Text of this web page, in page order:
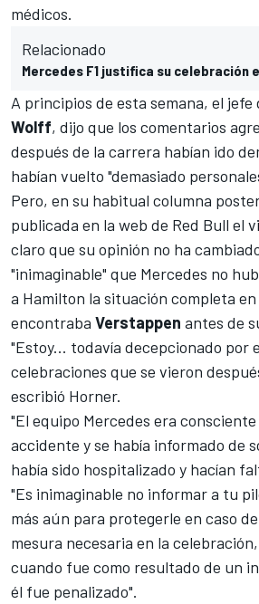
médicos.
Relacionado
Mercedes F1 justifica su celebración
A principios de esta semana, el jefe
Wolff, dijo que los comentarios
después de la carrera habían ido
habían vuelto "demasiado
Pero, en su habitual columna
publicada en la web de Red Bull el
claro que su opinión no ha
"inimaginable" que Mercedes no
a Hamilton la situación completa en
encontraba Verstappen antes de
"Estoy... todavía decepcionado por
celebraciones que se vieron
escribió Horner.
"El equipo Mercedes era
accidente y se había informado de
había sido hospitalizado y hacían
"Es inimaginable no informar a tu
más aún para protegerle en caso
mesura necesaria en la
cuando fue como resultado de un
él fue penalizado".